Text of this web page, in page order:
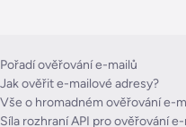
Pořadí ověřování e-mailů
Jak ověřit e-mailové adresy?
Vše o hromadném ověřování e-
Síla rozhraní API pro ověřování